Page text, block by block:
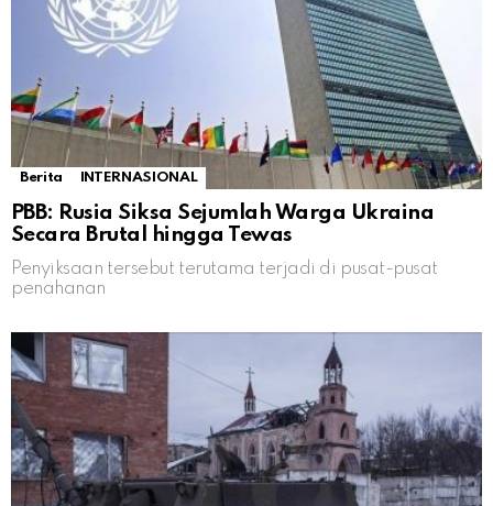
Berita INTERNASIONAL
PBB: Rusia Siksa Sejumlah Warga Ukraina
Secara Brutal hingga Tewas
Penyiksaan tersebut terutama terjadi di pusat-pusat
penahanan